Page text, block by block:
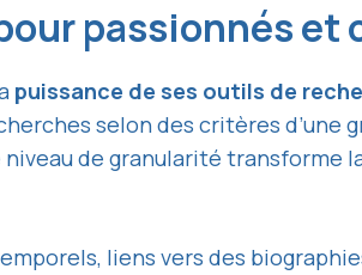
passionnés et
puissance de ses outils de
selon des critères d’une
de granularité transforme
liens vers des